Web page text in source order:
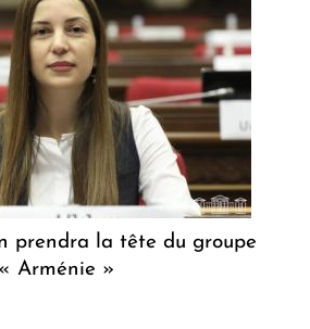
prendra la tête du groupe
Arménie »